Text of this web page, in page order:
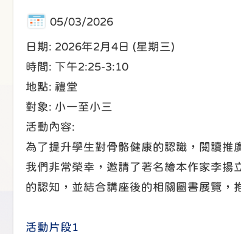
05/03/2026
日期: 2026年2月4日 (星期三)
時間: 下午2:25-3:10
地點: 禮堂
對象: 小一至小三
活動內容:
為了提升學生對骨骼健康的認識，閱讀推
我們非常榮幸，邀請了著名繪本作家李揚
的認知，並結合講座後的相關圖書展覽，
活動片段1